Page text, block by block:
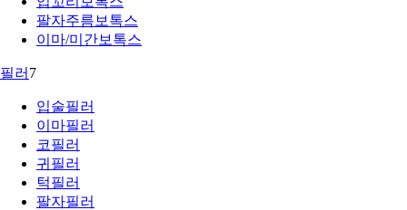
팔자주름보톡스
이마/미간보톡스
필러 7
입술필러
이마필러
코필러
귀필러
턱필러
팔자필러